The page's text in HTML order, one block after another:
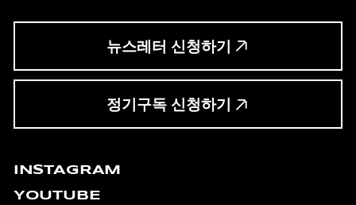
뉴스레터 신청하기
정기구독 신청하기
INSTAGRAM
YOUTUBE